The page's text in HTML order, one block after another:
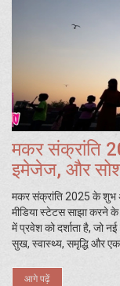
मकर संक्रांति
इमेजेज, और
मकर संक्रांति 2025 के
मीडिया स्टेटस साझा करने के
में प्रवेश को दर्शाता है,
सुख, स्वास्थ्य, समृद्धि और
आगे पढ़ें